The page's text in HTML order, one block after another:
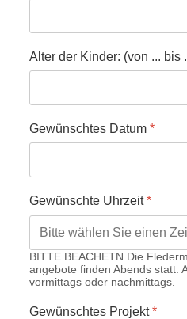
Alter der Kinder: (von ... bis
Gewünschtes Datum*
Gewünschte Uhrzeit*
BITTE BEACHETN Die
angebote finden Abends statt.
vormittags oder nachmittags.
Gewünschtes Projekt*